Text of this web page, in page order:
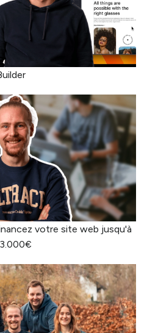
votre site web jusqu'à
3.000€